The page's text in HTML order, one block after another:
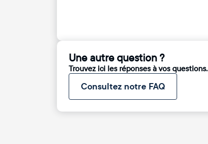
Une autre question ?
Trouvez ici les réponses à vos questions.
Consultez notre FAQ